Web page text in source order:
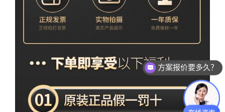
测试设备怎么收费的？